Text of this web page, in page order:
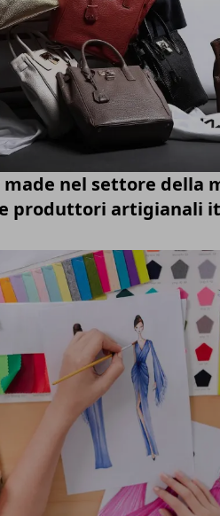
nel settore della
e produttori artigianali